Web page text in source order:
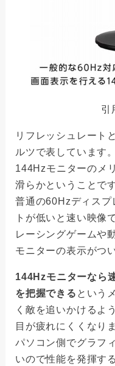
引
リフレッシュレート
ルツで表しています
144Hzモニターのメ
滑らかということです
普通の60Hzディスプ
トが低いと速い映像
レーシングゲームや
モニターの表示がつ
144Hzモニターなら
を把握できる という
く敵を追いかけるよ
目が疲れにくくなり
パソコン側でグラフ
いので性能を発揮す